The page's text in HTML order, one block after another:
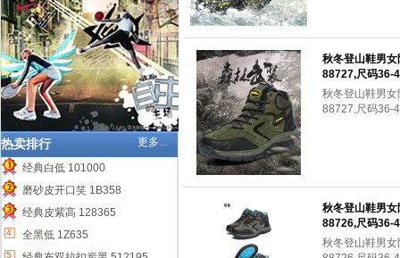
热卖排行
1
经典白低 101000
2
磨砂皮开口笑 1B358
经典皮紫高 128365
4 全黑低 1Z635
5
更多...
秋冬登山鞋男
88727,尺码36-
秋冬登山鞋男
88727,尺码36-
秋冬登山鞋男
88726,尺码36-
秋冬登山鞋男